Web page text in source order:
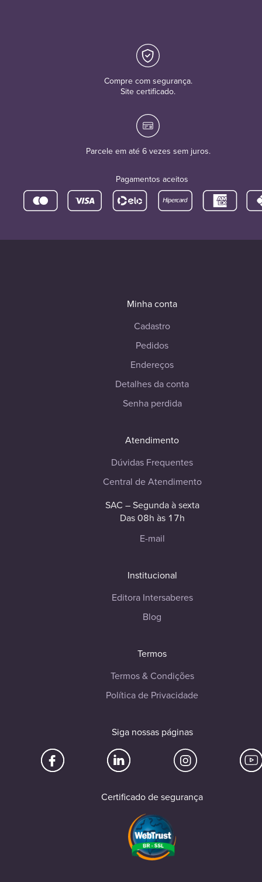
Compre com segurança.
Site certificado.
Parcele em até 6 vezes sem juros.
Pagamentos aceitos
Minha conta
Cadastro
Pedidos
Endereços
Detalhes da conta
Senha perdida
Atendimento
Dúvidas Frequentes
Central de Atendimento
SAC – Segunda à sexta
Das 08h às 17h
E-mail
Institucional
Editora Intersaberes
Blog
Termos
Termos & Condições
Política de Privacidade
Siga nossas páginas
Certificado de segurança